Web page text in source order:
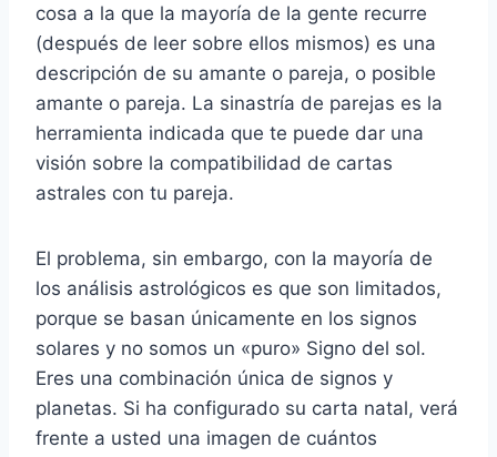
cosa a la que la mayoría de la gente recurre
(después de leer sobre ellos mismos) es una
descripción de su amante o pareja, o posible
amante o pareja. La sinastría de parejas es la
herramienta indicada que te puede dar una
visión sobre la compatibilidad de cartas
astrales con tu pareja.
El problema, sin embargo, con la mayoría de
los análisis astrológicos es que son limitados,
porque se basan únicamente en los signos
solares y no somos un «puro» Signo del sol.
Eres una combinación única de signos y
planetas. Si ha configurado su carta natal, verá
frente a usted una imagen de cuántos